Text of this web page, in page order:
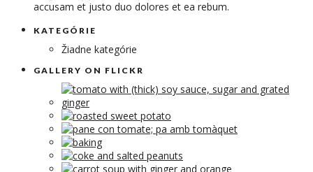
accusam et justo duo dolores et ea rebum.
KATEGÓRIE
Žiadne kategórie
GALLERY ON FLICKR